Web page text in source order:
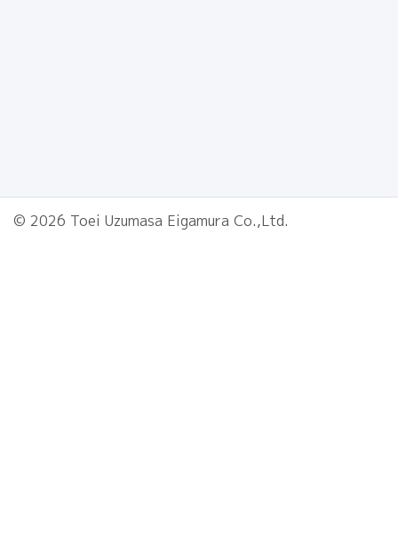
© 2026 Toei Uzumasa Eigamura Co.,Ltd.